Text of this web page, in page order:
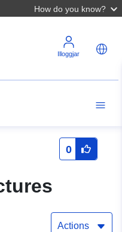
How do you know?
Illoggjar
0
Actions